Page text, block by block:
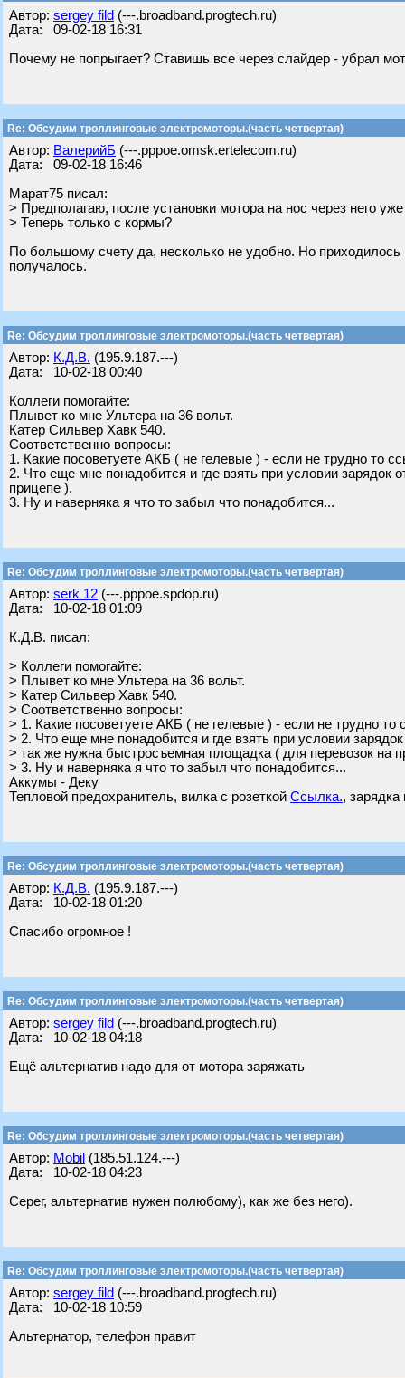
Автор: sergey fild (---.broadband.progtech.ru)
Дата: 09-02-18 16:31
Почему не попрыгает? Ставишь все через слайдер - убрал
Re: Обсудим троллинговые электромоторы.(часть четвертая)
Автор: ВалерийБ (---.pppoe.omsk.ertelecom.ru)
Дата: 09-02-18 16:46
Марат75 писал:
> Предполагаю, после установки мотора на нос через него
> Теперь только с кормы?
По большому счету да, несколько не удобно. Но приходилось
получалось.
Re: Обсудим троллинговые электромоторы.(часть четвертая)
Автор: К.Д.В. (195.9.187.---)
Дата: 10-02-18 00:40
Коллеги помогайте:
Плывет ко мне Ультера на 36 вольт.
Катер Сильвер Хавк 540.
Соответственно вопросы:
1. Какие посоветуете АКБ ( не гелевые ) - если не трудно то
2. Что еще мне понадобится и где взять при условии
прицепе ).
3. Ну и наверняка я что то забыл что понадобится...
Re: Обсудим троллинговые электромоторы.(часть четвертая)
Автор: serk 12 (---.pppoe.spdop.ru)
Дата: 10-02-18 01:09
К.Д.В. писал:
> Коллеги помогайте:
> Плывет ко мне Ультера на 36 вольт.
> Катер Сильвер Хавк 540.
> Соответственно вопросы:
> 1. Какие посоветуете АКБ ( не гелевые ) - если не трудно то
> 2. Что еще мне понадобится и где взять при условии
> так же нужна быстросъемная площадка ( для перевозок на
> 3. Ну и наверняка я что то забыл что понадобится...
Аккумы - Деку
Тепловой предохранитель, вилка с розеткой Ссылка.,
Re: Обсудим троллинговые электромоторы.(часть четвертая)
Автор: К.Д.В. (195.9.187.---)
Дата: 10-02-18 01:20
Спасибо огромное !
Re: Обсудим троллинговые электромоторы.(часть четвертая)
Автор: sergey fild (---.broadband.progtech.ru)
Дата: 10-02-18 04:18
Ещё альтернатив надо для от мотора заряжать
Re: Обсудим троллинговые электромоторы.(часть четвертая)
Автор: Mobil (185.51.124.---)
Дата: 10-02-18 04:23
Серег, альтернатив нужен полюбому), как же без него).
Re: Обсудим троллинговые электромоторы.(часть четвертая)
Автор: sergey fild (---.broadband.progtech.ru)
Дата: 10-02-18 10:59
Альтернатор, телефон правит